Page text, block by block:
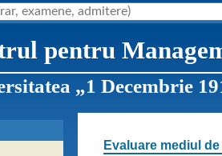
pentru
„1 Decembrie
Evaluare mediul